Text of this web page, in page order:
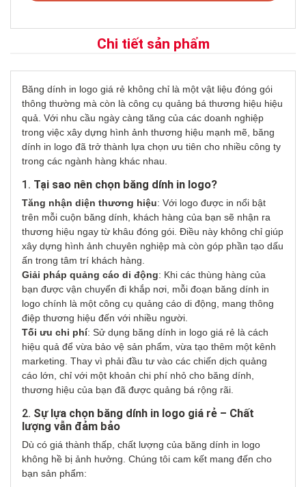
Chi tiết sản phẩm
Băng dính in logo giá rẻ không chỉ là một vật liệu đóng gói
thông thường mà còn là công cụ quảng bá thương hiệu hiệu
quả. Với nhu cầu ngày càng tăng của các doanh nghiệp
trong việc xây dựng hình ảnh thương hiệu mạnh mẽ, băng
dính in logo đã trở thành lựa chọn ưu tiên cho nhiều công ty
trong các ngành hàng khác nhau.
1. Tại sao nên chọn băng dính in logo?
Tăng nhận diện thương hiệu: Với logo được in nổi bật
trên mỗi cuộn băng dính, khách hàng của bạn sẽ nhận ra
thương hiệu ngay từ khâu đóng gói. Điều này không chỉ giúp
xây dựng hình ảnh chuyên nghiệp mà còn góp phần tạo dấu
ấn trong tâm trí khách hàng.
Giải pháp quảng cáo di động: Khi các thùng hàng của
bạn được vận chuyển đi khắp nơi, mỗi đoạn băng dính in
logo chính là một công cụ quảng cáo di động, mang thông
điệp thương hiệu đến với nhiều người.
Tối ưu chi phí: Sử dụng băng dính in logo giá rẻ là cách
hiệu quả để vừa bảo vệ sản phẩm, vừa tạo thêm một kênh
marketing. Thay vì phải đầu tư vào các chiến dịch quảng
cáo lớn, chỉ với một khoản chi phí nhỏ cho băng dính,
thương hiệu của bạn đã được quảng bá rộng rãi.
2. Sự lựa chọn băng dính in logo giá rẻ – Chất
lượng vẫn đảm bảo
Dù có giá thành thấp, chất lượng của băng dính in logo
không hề bị ảnh hưởng. Chúng tôi cam kết mang đến cho
bạn sản phẩm: